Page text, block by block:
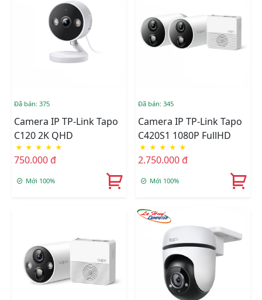
Đã bán: 375
Camera IP TP-Link Tapo
C120 2K QHD
★ ★ ★ ★ ★
750.000 đ
Mới 100%
Đã bán: 345
Camera IP TP-Link Tapo
C420S1 1080P FullHD
★ ★ ★ ★ ★
2.750.000 đ
Mới 100%